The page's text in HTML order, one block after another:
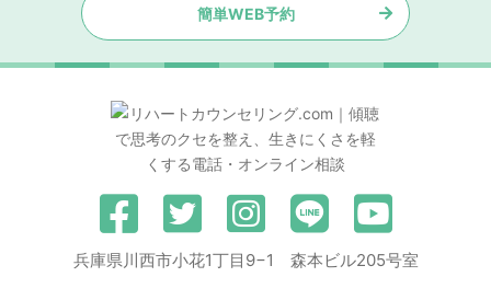
簡単WEB予約
兵庫県川西市小花1丁目9−1 森本ビル205号室